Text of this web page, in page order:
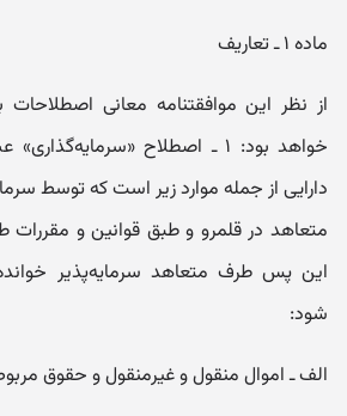
ماده ۱ ـ تعاریف
از نظر این موافقتنامه معانی اصطلاحات
خواهد بود: ۱ ـ اصطلاح
دارایی از جمله موارد زیر است که توسط
متعاهد در قلمرو و طبق قوانین و مقررات
این پس طرف متعاهد سرمایه‌پذیر
شود:
الف ـ اموال منقول و غیرمنقول و حقوق